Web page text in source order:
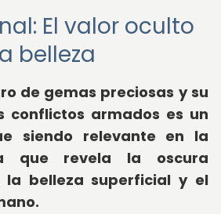
El valor oculto
belleza
de gemas preciosas y su
conflictos armados es un
siendo relevante en la
que revela la oscura
la belleza superficial y el